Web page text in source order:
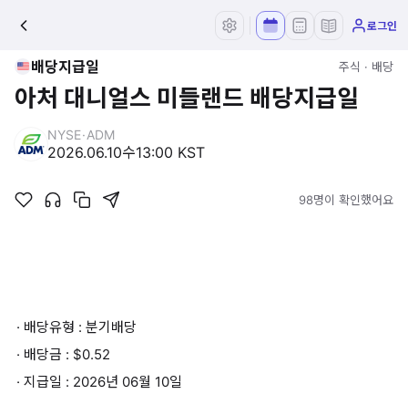
로그인
배당지급일 주식 · 배당
아처 대니얼스 미들랜드 배당지급일
NYSE·ADM
2026.06.10수13:00 KST
98명이 확인했어요
· 배당유형 : 분기배당
· 배당금 : $0.52
· 지급일 : 2026년 06월 10일